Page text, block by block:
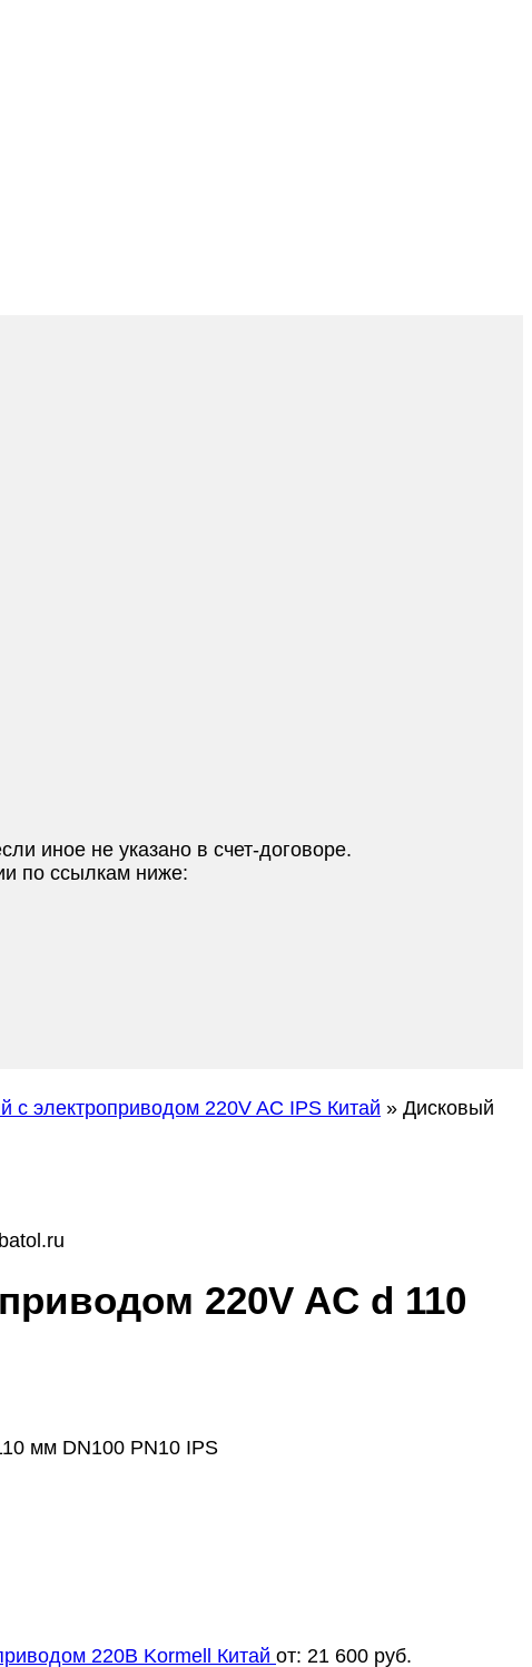
иное не указано в счет-договоре.
по ссылкам ниже:
электроприводом 220V AC IPS Китай » Дисковый
220V AC d 110
мм DN100 PN10 IPS
220В Kormell Китай от: 21 600 руб.